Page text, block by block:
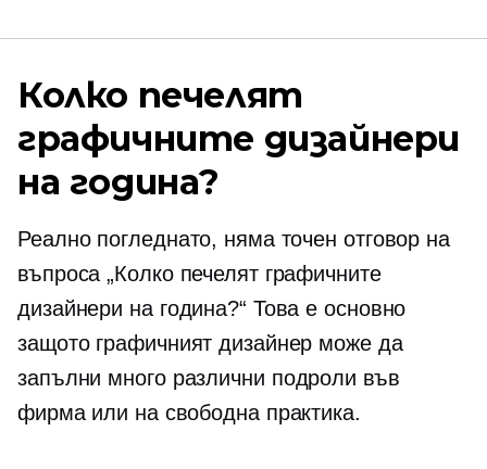
Колко печелят
графичните дизайнери
на година?
Реално погледнато, няма точен отговор на
въпроса „Колко печелят графичните
дизайнери на година?“ Това е основно
защото графичният дизайнер може да
запълни много различни подроли във
фирма или на свободна практика.